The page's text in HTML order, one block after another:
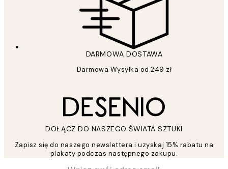
DARMOWA DOSTAWA
Darmowa Wysyłka od 249 zł
DOŁĄCZ DO NASZEGO ŚWIATA SZTUKI
Zapisz się do naszego newslettera i uzyskaj 15% rabatu na
plakaty podczas następnego zakupu.